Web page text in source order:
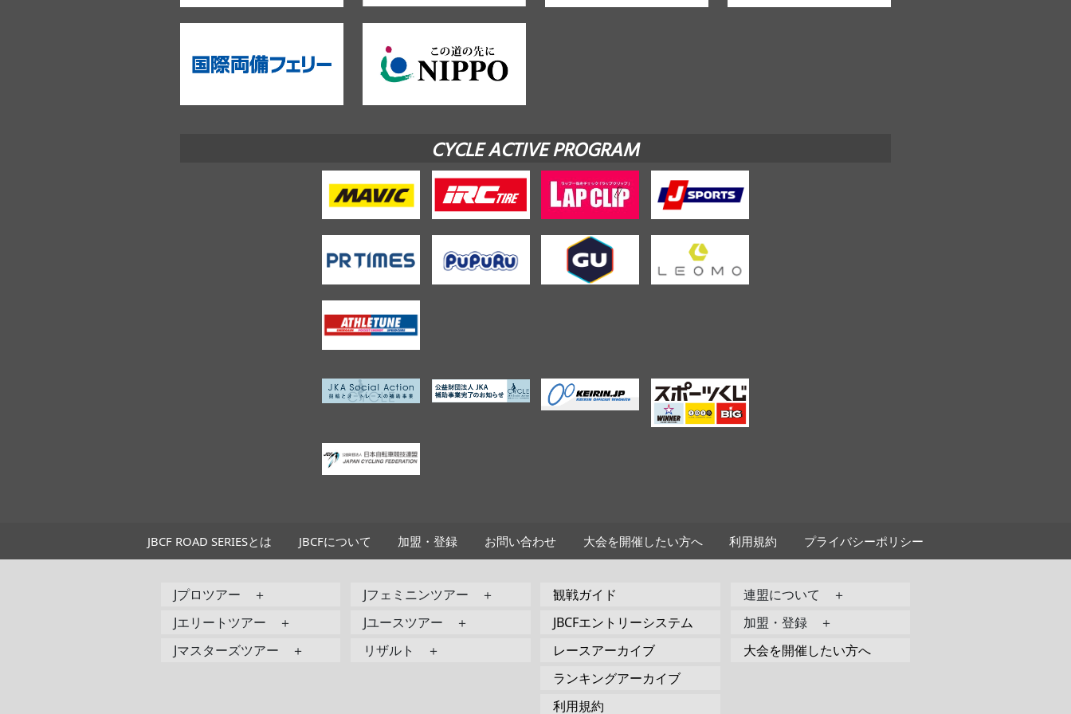
CYCLE ACTIVE PROGRAM
JBCF ROAD SERIESとは JBCFについて 加盟・登録 お問い合わせ 大会を開催したい方へ 利用規約 プライバシーポリシー
Jプロツアー ＋
Jエリートツアー ＋
Jマスターズツアー ＋
Jフェミニンツアー ＋
Jユースツアー ＋
リザルト ＋
観戦ガイド
JBCFエントリーシステム
レースアーカイブ
ランキングアーカイブ
利用規約
連盟について ＋
加盟・登録 ＋
大会を開催したい方へ